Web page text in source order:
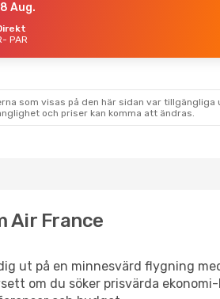
Aug.
- PAR
som visas på den här sidan var
och priser kan komma att ändras.
Air France
ut på en minnesvärd flygning
om du söker prisvärda